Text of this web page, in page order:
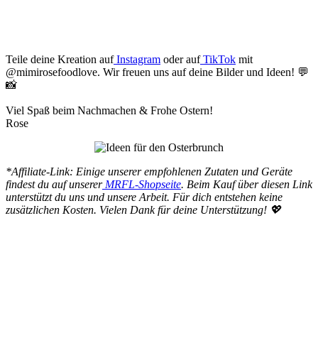
Teile deine Kreation aufInstagram oder aufTikTok mit
@mimirosefoodlove. Wir freuen uns auf deine Bilder und Ideen! 💬
📸
Viel Spaß beim Nachmachen & Frohe Ostern!
Rose
*Affiliate-Link: Einige unserer empfohlenen Zutaten und Geräte
findest du auf unsererMRFL-Shopseite. Beim Kauf über diesen Link
unterstützt du uns und unsere Arbeit. Für dich entstehen keine
zusätzlichen Kosten. Vielen Dank für deine Unterstützung! 💖